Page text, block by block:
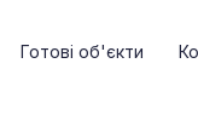
Готові об'єкти